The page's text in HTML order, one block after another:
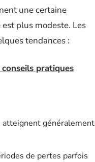
une certaine
plus modeste. Les
tendances :
pratiques
atteignent généralement
de pertes parfois